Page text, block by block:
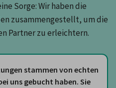
Sorge: Wir haben die
zusammengestellt, um die
Partner zu erleichtern.
stammen von echten
uns gebucht haben. Sie